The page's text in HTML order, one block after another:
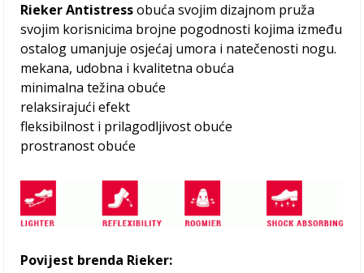
Rieker Antistressobuća svojim dizajnom pruža
svojim korisnicima brojne pogodnosti kojima između
ostalog umanjuje osjećaj umora i natečenosti nogu.
mekana, udobna i kvalitetna obuća
minimalna težina obuće
relaksirajući efekt
fleksibilnost i prilagodljivost obuće
prostranost obuće
Povijest brenda Rieker: